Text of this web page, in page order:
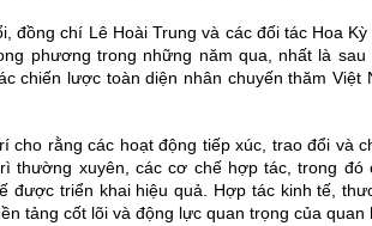
đồng chí Lê Hoài Trung và các đối tác Hoa
phương trong những năm qua, nhất là
chiến lược toàn diện nhân chuyến thăm Việt
cho rằng các hoạt động tiếp xúc, trao đổi và
thường xuyên, các cơ chế hợp tác, trong
được triển khai hiệu quả. Hợp tác kinh tế,
tảng cốt lõi và động lực quan trọng của